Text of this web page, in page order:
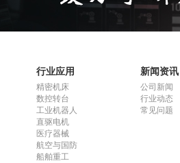
行业应用
精密机床
数控转台
工业机器人
直驱电机
医疗器械
航空与国防
船舶重工
新闻资讯
公司新闻
行业动态
常见问题